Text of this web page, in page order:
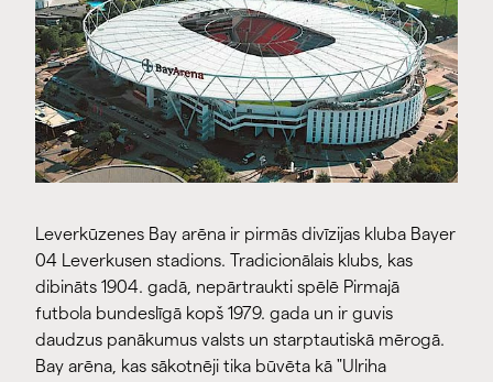
Leverkūzenes Bay arēna ir pirmās divīzijas kluba Bayer
04 Leverkusen stadions. Tradicionālais klubs, kas
dibināts 1904. gadā, nepārtraukti spēlē Pirmajā
futbola bundeslīgā kopš 1979. gada un ir guvis
daudzus panākumus valsts un starptautiskā mērogā.
Bay arēna, kas sākotnēji tika būvēta kā "Ulriha